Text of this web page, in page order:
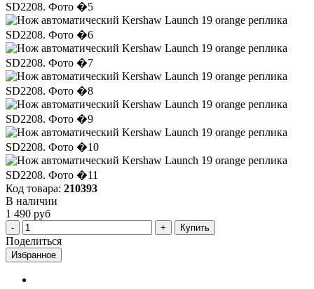
Код товара: 210393
В наличии
1 490 руб
Купить
Поделиться
Избранное